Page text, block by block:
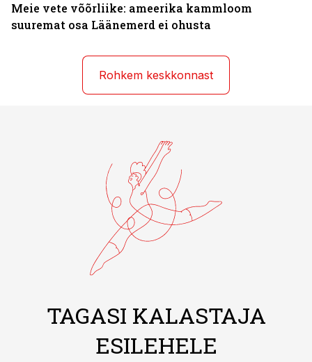
Meie vete võõrliike: ameerika kammloom
suuremat osa Läänemerd ei ohusta
Rohkem keskkonnast
TAGASI KALASTAJA
ESILEHELE